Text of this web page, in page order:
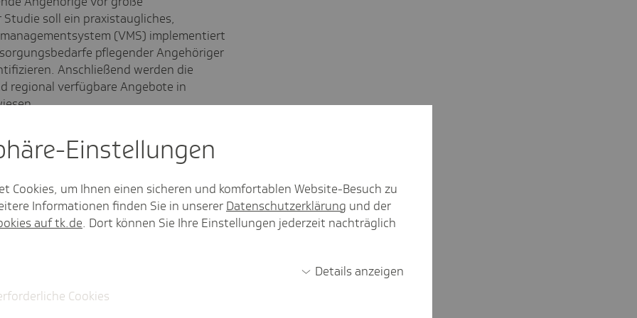
soll ein praxistaugliches,
(VMS) implementiert
pflegender Angehöriger
Anschließend werden die
regional verfügbare Angebote in
das Förderinstrument
2024 verlängert. Für die
Mio. € bereitgestellt.
Einstel­lungen
Cookies, um Ihnen einen sicheren und komfortablen Website-Besuch zu
Informationen finden Sie in unserer Datenschutzerklärung und der
auf tk.de. Dort können Sie Ihre Einstellungen jederzeit nachträglich
Details anzeigen
Cookies